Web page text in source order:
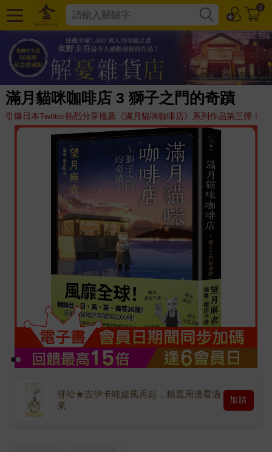
0
滿月貓咪咖啡店 3 獅子之門的奇蹟
引爆日本Twitter熱烈分享推薦《滿月貓咪咖啡店》系列作品第三彈！
呀哈★吉伊卡哇旋風再起，精選周邊看過
來
加購